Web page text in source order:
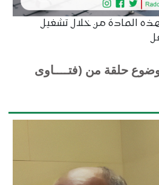
المادة من خلال تشغيل
حلقة من (فتــــاوى